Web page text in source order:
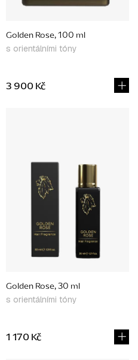
u
k
ů
Golden Rose, 100 ml
s orientálními tóny
3 900 Kč
Golden Rose, 30 ml
s orientálními tóny
1 170 Kč